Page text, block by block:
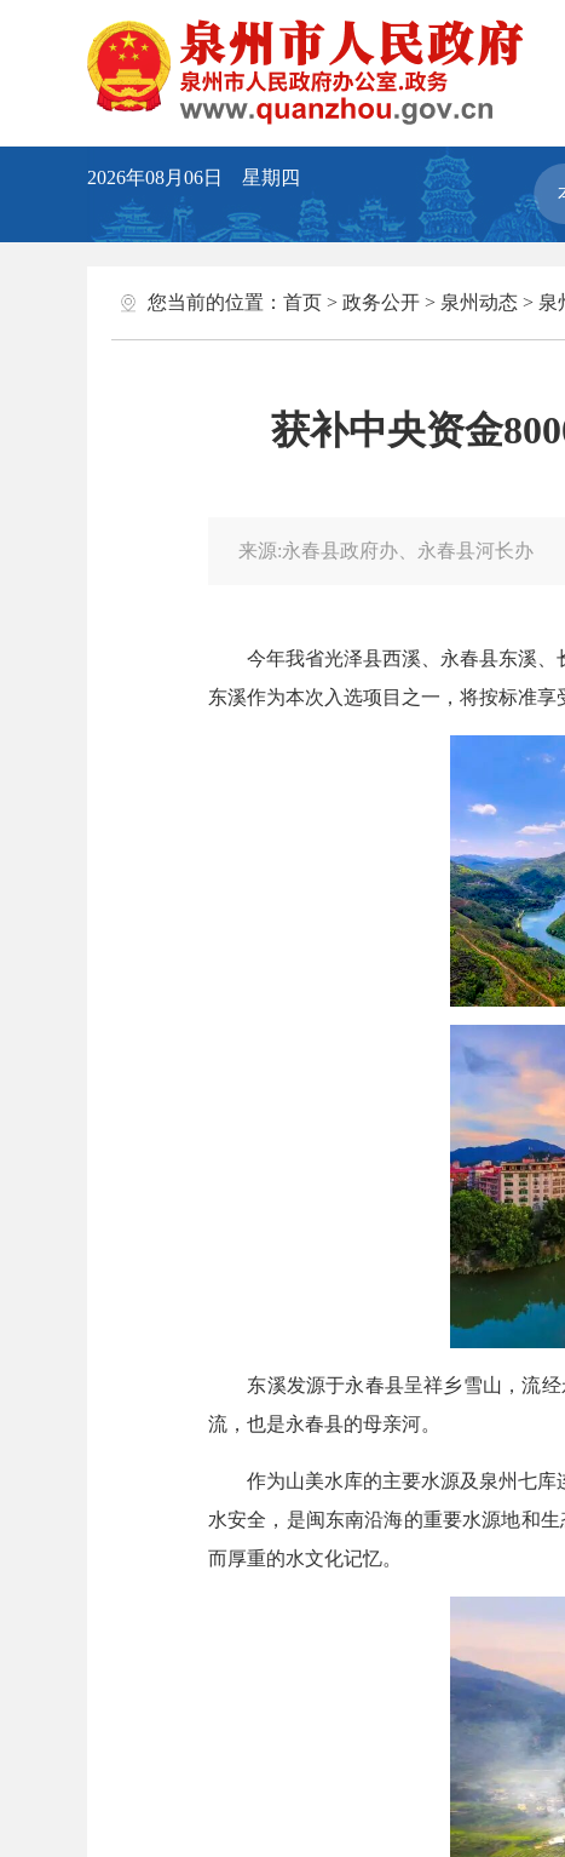
2026年08月06日 星期四
您当前的位置： 首页 > 政务公开 > 泉州动态 > 泉
获补中央资金
来源:永春县政府办、永春县河长办
今年我省光泽县西溪、永春县东溪、
东溪作为本次入选项目之一，将按标准享
东溪发源于永春县呈祥乡雪山，流经
流，也是永春县的母亲河。
作为山美水库的主要水源及泉州七库连
水安全，是闽东南沿海的重要水源地和
而厚重的水文化记忆。